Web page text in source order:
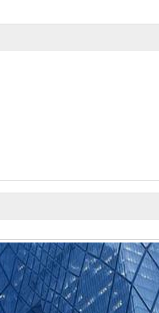
二手钢材
2022-10-08